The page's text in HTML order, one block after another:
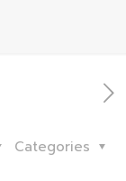
Categories